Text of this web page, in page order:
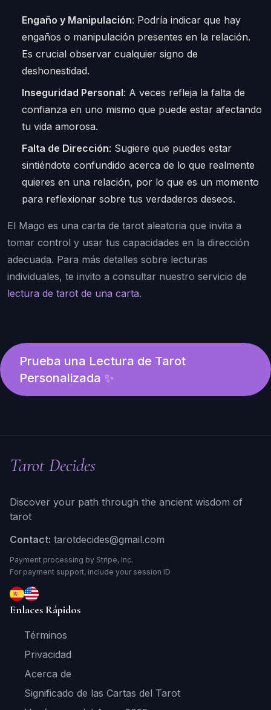
Engaño y Manipulación: Podría indicar que hay
engaños o manipulación presentes en la relación.
Es crucial observar cualquier signo de
deshonestidad.
Inseguridad Personal: A veces refleja la falta de
confianza en uno mismo que puede estar afectando
tu vida amorosa.
Falta de Dirección: Sugiere que puedes estar
sintiéndote confundido acerca de lo que realmente
quieres en una relación, por lo que es un momento
para reflexionar sobre tus verdaderos deseos.
El Mago es una carta de tarot aleatoria que invita a
tomar control y usar tus capacidades en la dirección
adecuada. Para más detalles sobre lecturas
individuales, te invito a consultar nuestro servicio de
lectura de tarot de una carta.
Prueba una Lectura de Tarot
Personalizada ✨
Tarot Decides
Discover your path through the ancient wisdom of
tarot
Contact: tarotdecides@gmail.com
Payment processing by Stripe, Inc.
For payment support, include your session ID
Enlaces Rápidos
Términos
Privacidad
Acerca de
Significado de las Cartas del Tarot